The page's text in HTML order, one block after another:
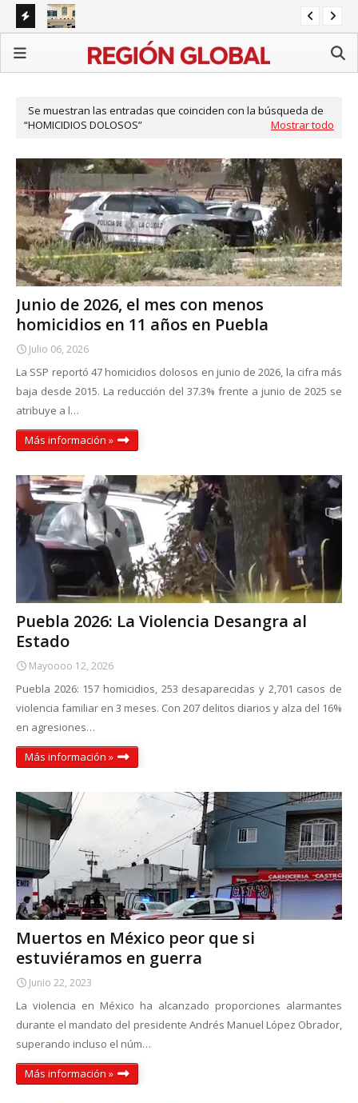
Congreso de Puebla concentra agenda en reformas
sectoriales mientras persisten pendientes estatales
Se muestran las entradas que coinciden con la búsqueda de
HOMICIDIOS DOLOSOS
Mostrar todo
Junio de 2026, el mes con menos
homicidios en 11 años en Puebla
Julio 06, 2026
La SSP reportó 47 homicidios dolosos en junio de 2026, la cifra más
baja desde 2015. La reducción del 37.3% frente a junio de 2025 se
atribuye a l…
Más información »
Puebla 2026: La Violencia Desangra al
Estado
Mayoooo 12, 2026
Puebla 2026: 157 homicidios, 253 desaparecidas y 2,701 casos de
violencia familiar en 3 meses. Con 207 delitos diarios y alza del 16%
en agresiones…
Más información »
Muertos en México peor que si
estuviéramos en guerra
Junio 22, 2023
La violencia en México ha alcanzado proporciones alarmantes
durante el mandato del presidente Andrés Manuel López Obrador,
superando incluso el núm…
Más información »